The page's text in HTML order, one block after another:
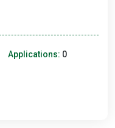
Applications: 0